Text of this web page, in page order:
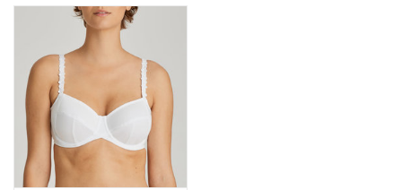
Lingerie-accessoires
Cadeaubonnen